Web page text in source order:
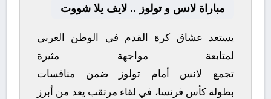
مباراة لانس و تولوز .. لايف يلا شووت
يستعد عشاق كرة القدم في الوطن العربي
لمتابعة مواجهة مثيرة
تجمع
لانس أمام تولوز
ضمن منافسات
بطولةكأس فرنسا، في لقاء مرتقب يعد من أبرز